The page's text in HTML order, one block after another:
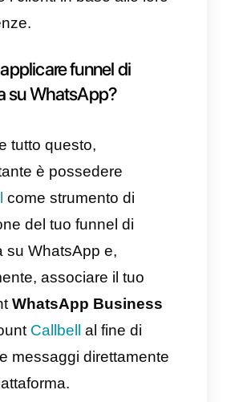
strumento, oltre ad
di aggiungere e
del tuo
le statistiche dei
clienti e del tuo
team di assistenza
creare bot e routing
posizionare in
i tag sui tuoi clienti,